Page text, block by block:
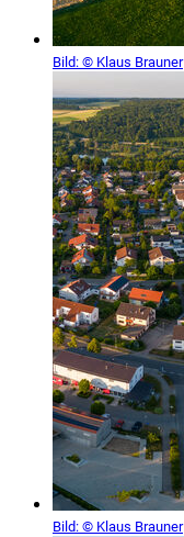
Bild: © Klaus Brauner
Bild: © Klaus Brauner